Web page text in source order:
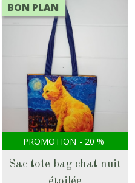
BON PLAN
PROMOTION - 20 %
Sac tote bag chat nuit